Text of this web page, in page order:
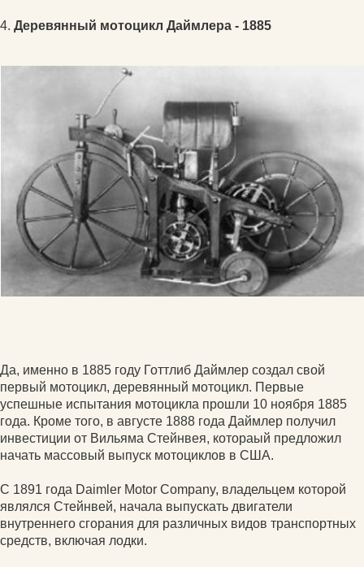
4. Деревянный мотоцикл Даймлера - 1885
Да, именно в 1885 году Готтлиб Даймлер создал свой
первый мотоцикл, деревянный мотоцикл. Первые
успешные испытания мотоцикла прошли 10 ноября 1885
года. Кроме того, в августе 1888 года Даймлер получил
инвестиции от Вильяма Стейнвея, котораый предложил
начать массовый выпуск мотоциклов в США.
С 1891 года Daimler Motor Company, владельцем которой
являлся Стейнвей, начала выпускать двигатели
внутреннего сгорания для различных видов транспортных
средств, включая лодки.